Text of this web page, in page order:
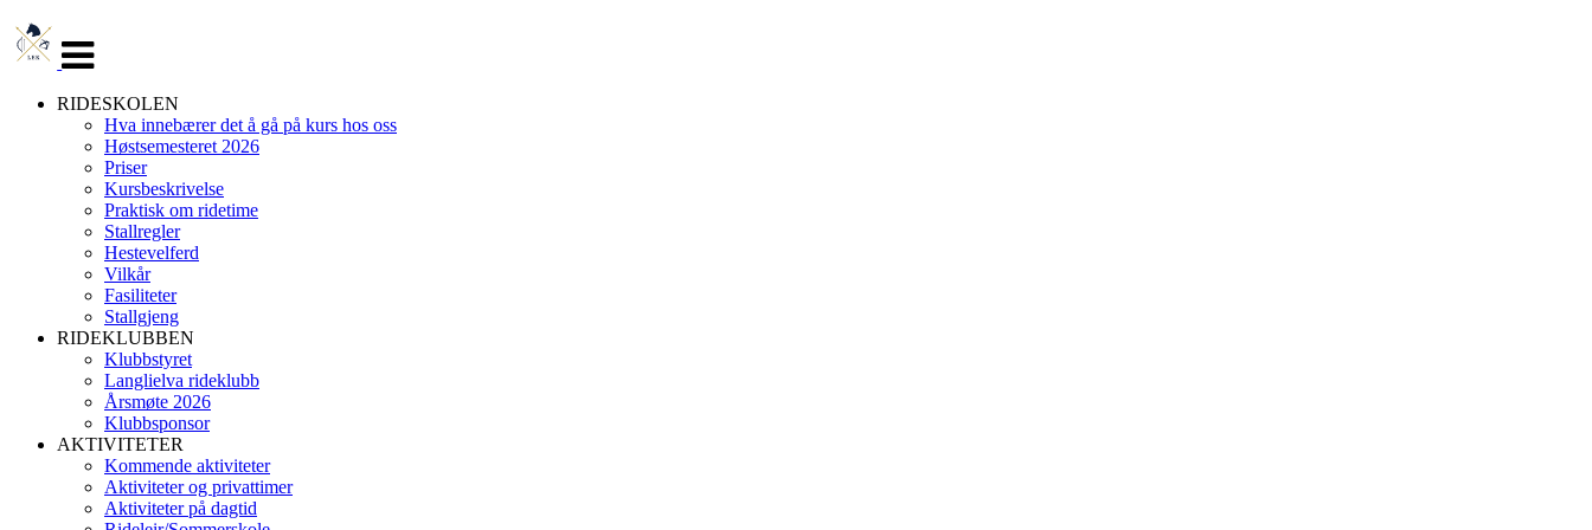
navigasjon
RIDESKOLEN
Hva innebærer det å gå på kurs hos oss
Høstsemesteret 2026
Priser
Kursbeskrivelse
Praktisk om ridetime
Stallregler
Hestevelferd
Vilkår
Fasiliteter
Stallgjeng
RIDEKLUBBEN
Klubbstyret
Langlielva rideklubb
Årsmøte 2026
Klubbsponsor
AKTIVITETER
Kommende aktiviteter
Aktiviteter og privattimer
Aktiviteter på dagtid